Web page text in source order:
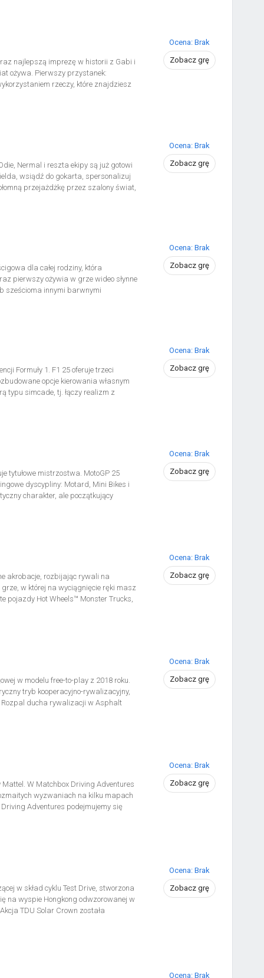
dinozaurów.
najlepszą imprezę w historii z Gabi i
ożywa. Pierwszy przystanek:
rzeczy, które znajdziesz
Ocena: Brak
Zobacz grę
Nermal i reszta ekipy są już gotowi
wsiądź do gokarta, spersonalizuj
przejażdżkę przez szalony świat,
ze znajomymi w lokalnym i
Ocena: Brak
Zobacz grę
dla całej rodziny, która
pierwszy ożywia w grze wideo słynne
sześcioma innymi barwnymi
Ocena: Brak
Zobacz grę
Formuły 1. F1 25 oferuje trzeci
opcje kierowania własnym
typu simcade, tj. łączy realizm z
Ocena: Brak
Zobacz grę
tytułowe mistrzostwa. MotoGP 25
dyscypliny: Motard, Mini Bikes i
charakter, ale początkujący
zawodnicy i tory wyścigowe.
i Brno w Czechach (drugi z
Ocena: Brak
Zobacz grę
akrobacje, rozbijając rywali na
w której na wyciągnięcie ręki masz
pojazdy Hot Wheels™ Monster Trucks,
najwyższy wynik na arenie! 20
Ocena: Brak
Zobacz grę
w modelu free-to-play z 2018 roku.
tryb kooperacyjno-rywalizacyjny,
ducha rywalizacji w Asphalt
zawiera: Lamborghini Countach LPI
Ocena: Brak
Zobacz grę
W Matchbox Driving Adventures
wyzwaniach na kilku mapach
Adventures podejmujemy się
wyobrażone jako przejazd na
Ocena: Brak
Zobacz grę
w skład cyklu Test Drive, stworzona
na wyspie Hongkong odwzorowanej w
TDU Solar Crown została
i jazdę np. po obszarach górzystych
Ocena: Brak
Zobacz grę
Ocena: Brak